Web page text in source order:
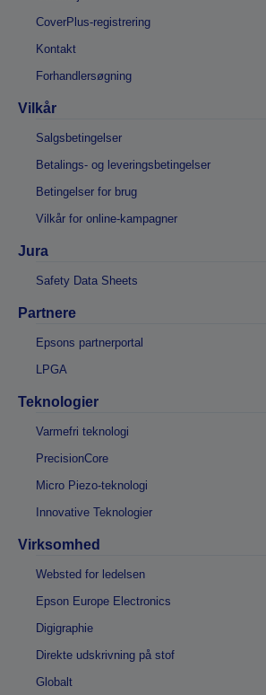
CoverPlus-registrering
Kontakt
Forhandlersøgning
Vilkår
Salgsbetingelser
Betalings- og leveringsbetingelser
Betingelser for brug
Vilkår for online-kampagner
Jura
Safety Data Sheets
Partnere
Epsons partnerportal
LPGA
Teknologier
Varmefri teknologi
PrecisionCore
Micro Piezo-teknologi
Innovative Teknologier
Virksomhed
Websted for ledelsen
Epson Europe Electronics
Digigraphie
Direkte udskrivning på stof
Globalt